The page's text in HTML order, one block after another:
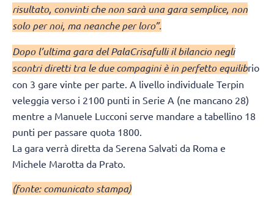
risultato, convinti che non sarà una gara semplice, non
solo per noi, ma neanche per loro”.
Dopo l’ultima gara del PalaCrisafulli il bilancio negli
scontri diretti tra le due compagini è in perfetto equilibrio
con 3 gare vinte per parte. A livello individuale Terpin
veleggia verso i 2100 punti in Serie A (ne mancano 28)
mentre a Manuele Lucconi serve mandare a tabellino 18
punti per passare quota 1800.
La gara verrà diretta da Serena Salvati da Roma e
Michele Marotta da Prato.
(fonte: comunicato stampa)